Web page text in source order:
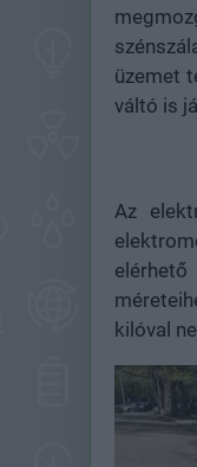
üzemet
váltó is
Az
kilóval